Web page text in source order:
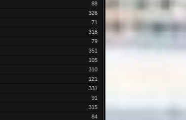
88
326
71
316
79
351
105
310
121
331
91
315
84